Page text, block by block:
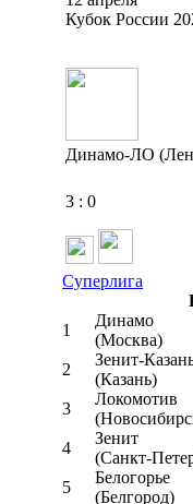
Кубок России
Динамо-ЛО
3 : 0
Суперлига
1
Динамо
(Москва)
2
Зенит-
(Казань)
3
Локомотив
4
Зенит
(Санкт-
5
Белогорье
(Белгород)